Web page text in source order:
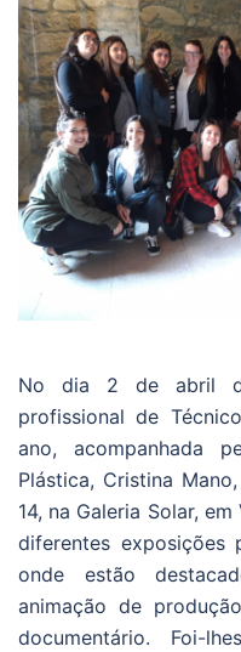
No dia 2 de abril
profissional de
ano, acompanhada
Plástica, Cristina
14, na Galeria Solar,
diferentes exposições
onde estão
animação de
documentário. Foi-